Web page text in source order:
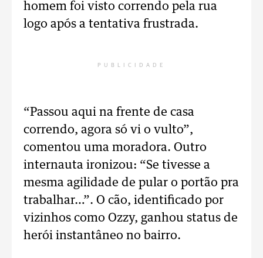
homem foi visto correndo pela rua
logo após a tentativa frustrada.
PUBLICIDADE
“Passou aqui na frente de casa
correndo, agora só vi o vulto”,
comentou uma moradora. Outro
internauta ironizou: “Se tivesse a
mesma agilidade de pular o portão pra
trabalhar…”. O cão, identificado por
vizinhos como Ozzy, ganhou status de
herói instantâneo no bairro.